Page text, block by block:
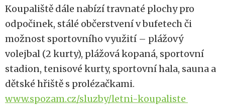
Koupaliště dále nabízí travnaté plochy pro
odpočinek, stálé občerstvení v bufetech či
možnost sportovního využití – plážový
volejbal (2 kurty), plážová kopaná, sportovní
stadion, tenisové kurty, sportovní hala, sauna a
dětské hřiště s prolézačkami.
www.spozam.cz/sluzby/letni-koupaliste